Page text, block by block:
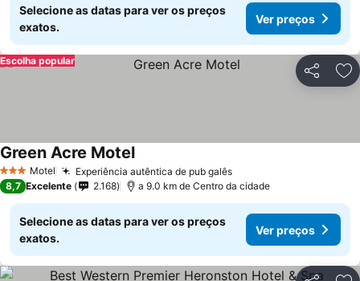
Selecione as datas para ver os preços
exatos.
Ver preços
Partilhar
Escolha popular
3 EstrelasMotel Experiência autêntica de pub galêsVer preços
Green Acre MotelVer preços
8,7 Excelente 2.168 a 9.0 km de Centro da cidade
Selecione as datas para ver os preços
exatos.
Ver preços